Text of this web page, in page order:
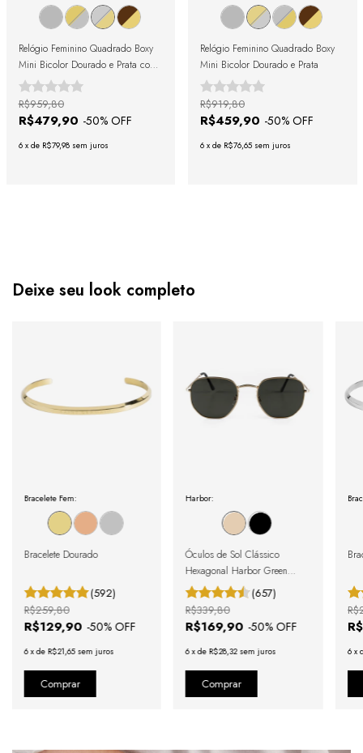
Relógio Feminino Quadrado Boxy
Mini Bicolor Dourado e Prata com
Cristais Cravejados
R$479,90 -50% OFF
R$959,80
6 x de R$79,98 sem juros
Relógio Feminino Quadrado Boxy
Mini Bicolor Dourado e Prata
R$459,90 -50% OFF
R$919,80
6 x de R$76,65 sem juros
Deixe seu look completo
Bracelete Fem:
Bracelete Dourado
(592)
R$129,90 -50% OFF
R$259,80
6 xde R$21,65 sem juros
Harbor:
Óculos de Sol Clássico
Hexagonal Harbor Green
Gold
(657)
R$169,90-50% OFF
R$339,80
6 xdeR$28,32 sem juros 6 x